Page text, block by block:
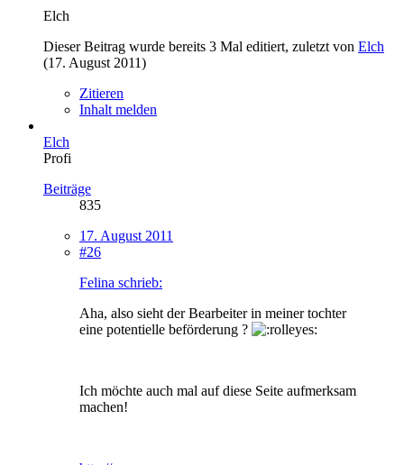
Elch
Dieser Beitrag wurde bereits 3 Mal editiert, zuletzt von Elch
(17. August 2011)
Zitieren
Inhalt melden
Elch
Profi
Beiträge
835
17. August 2011
#26
Felina schrieb:
Aha, also sieht der Bearbeiter in meiner tochter
eine potentielle beförderung ?
Ich möchte auch mal auf diese Seite aufmerksam
machen!